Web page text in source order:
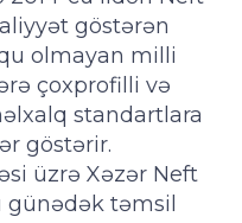
göstərən
olmayan milli
çoxprofilli və
standartlara
göstərir.
üzrə Xəzər Neft
günədək təmsil